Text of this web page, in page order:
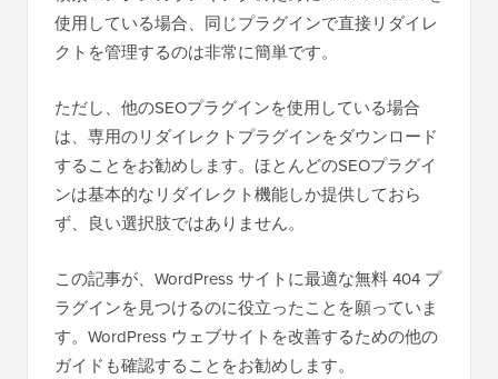
使用している場合、同じプラグインで直接リダイレ
クトを管理するのは非常に簡単です。
ただし、他のSEOプラグインを使用している場合
は、専用のリダイレクトプラグインをダウンロード
することをお勧めします。ほとんどのSEOプラグイ
ンは基本的なリダイレクト機能しか提供しておら
ず、良い選択肢ではありません。
この記事が、WordPress サイトに最適な無料 404 プ
ラグインを見つけるのに役立ったことを願っていま
す。WordPress ウェブサイトを改善するための他の
ガイドも確認することをお勧めします。